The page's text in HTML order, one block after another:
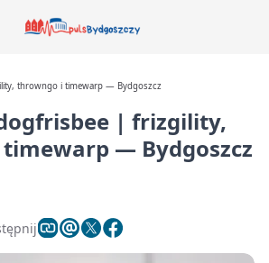
throwngo i timewarp — Bydgoszcz
| frizgility,
— Bydgoszcz